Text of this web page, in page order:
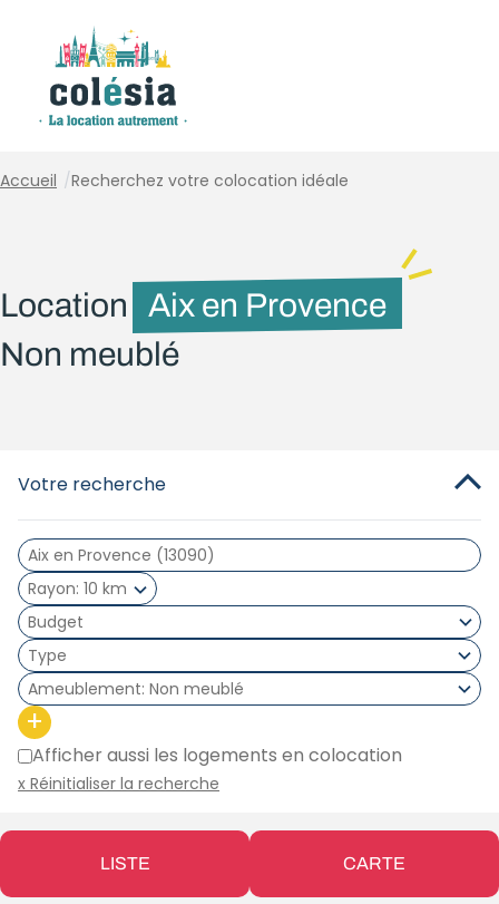
Accueil /Recherchez votre colocation idéale
Location
Aix en Provence
Non meublé
Votre recherche
Rayon 10 km
Type
Ameublement Non meublé
+
Afficher aussi les logements en colocation
x Réinitialiser la recherche
LISTE CARTE